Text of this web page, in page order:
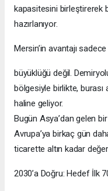
kapasitesini birleştirerek
hazırlanıyor.
Mersin’in avantajı
büyüklüğü değil.
bölgesiyle birlikte, burası
haline geliyor.
Bugün Asya’dan gelen
Avrupa’ya birkaç gün
ticarette altın kadar
2030’a Doğru: Hedef İlk